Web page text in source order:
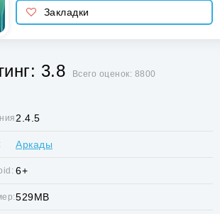
Закладки
3.8 Всего оценок: 8800
2.4.5
Аркады
6+
529MB